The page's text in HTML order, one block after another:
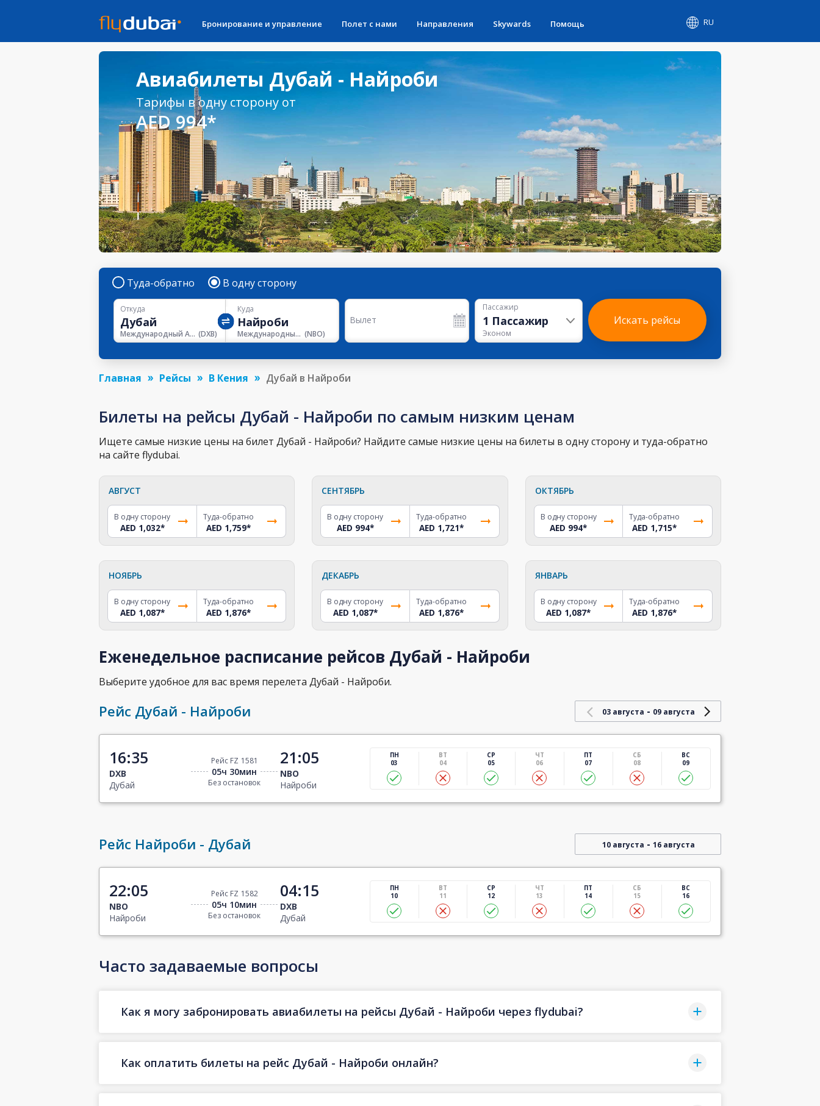
Бронирование и управление Полет с нами Направления Skywards Помощь RU
Авиабилеты Дубай - Найроби
Тарифы в одну сторону от
AED 994*
Туда-обратно В одну сторону
Откуда
Международный Аэропорт Дубая (DXB)
Куда
Международный аэропорт Джомо Кеньятты (NBO)
Вылет
Пассажир
1 Пассажир
Эконом
Искать рейсы
Главная Рейсы В Кения Дубай в Найроби
Билеты на рейсы Дубай - Найроби по самым низким ценам
Ищете самые низкие цены на билет Дубай - Найроби? Найдите самые низкие цены на билеты в одну сторону и туда-обратно
на сайте flydubai.
АВГУСТ
В одну сторону
AED 1,032*
Туда-обратно
AED 1,759*
СЕНТЯБРЬ
В одну сторону
AED 994*
Туда-обратно
AED 1,721*
ОКТЯБРЬ
В одну сторону
AED 994*
Туда-обратно
AED 1,715*
НОЯБРЬ
В одну сторону
AED 1,087*
Туда-обратно
AED 1,876*
ДЕКАБРЬ
В одну сторону
AED 1,087*
Туда-обратно
AED 1,876*
ЯНВАРЬ
В одну сторону
AED 1,087*
Туда-обратно
AED 1,876*
Еженедельное расписание рейсов Дубай - Найроби
Выберите удобное для вас время перелета Дубай - Найроби.
Рейс Дубай - Найроби 03 августа - 09 августа
16:35
DXB
Дубай
Рейс FZ 1581
05ч 30мин
Без остановок
21:05
NBO
Найроби
ПН
03
ВТ
04
СР
05
ЧТ
06
ПТ
07
СБ
08
ВС
09
Рейс Найроби - Дубай 10 августа - 16 августа
22:05
NBO
Найроби
Рейс FZ 1582
05ч 10мин
Без остановок
04:15
DXB
Дубай
ПН
10
ВТ
11
СР
12
ЧТ
13
ПТ
14
СБ
15
ВС
16
Часто задаваемые вопросы
Как я могу забронировать авиабилеты на рейсы Дубай - Найроби через flydubai?
Как оплатить билеты на рейс Дубай - Найроби онлайн?